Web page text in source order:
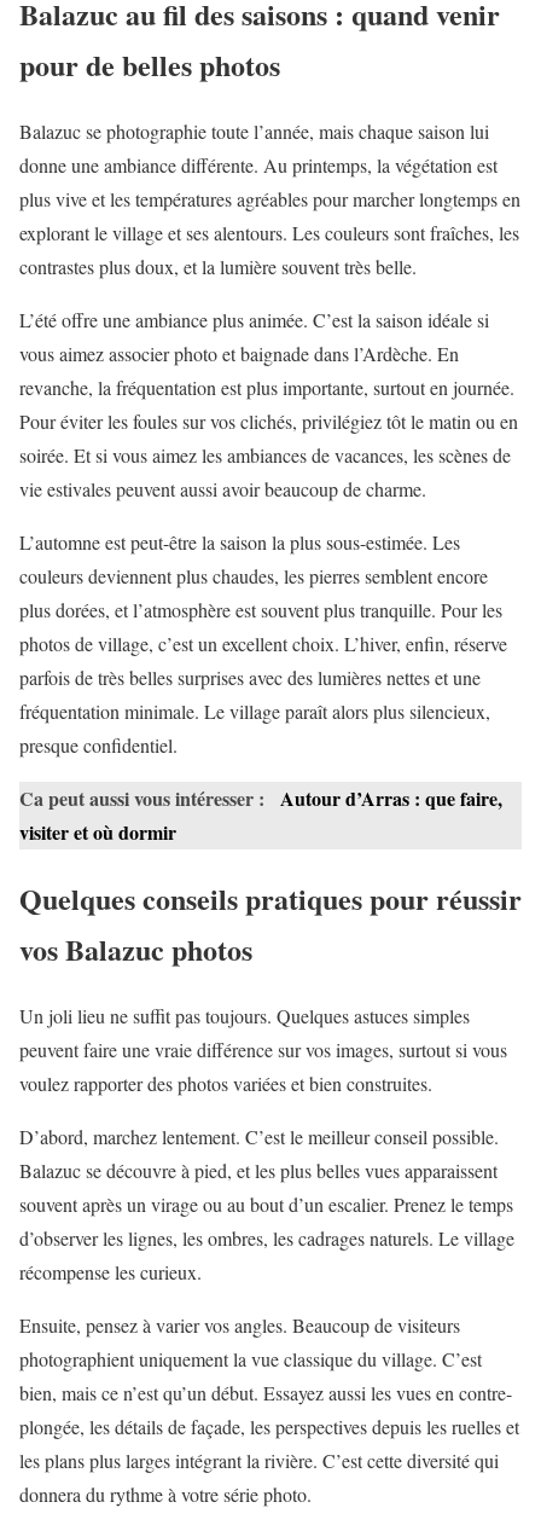
Balazuc au fil des saisons : quand venir
pour de belles photos
Balazuc se photographie toute l’année, mais chaque saison lui
donne une ambiance différente. Au printemps, la végétation est
plus vive et les températures agréables pour marcher longtemps en
explorant le village et ses alentours. Les couleurs sont fraîches, les
contrastes plus doux, et la lumière souvent très belle.
L’été offre une ambiance plus animée. C’est la saison idéale si
vous aimez associer photo et baignade dans l’Ardèche. En
revanche, la fréquentation est plus importante, surtout en journée.
Pour éviter les foules sur vos clichés, privilégiez tôt le matin ou en
soirée. Et si vous aimez les ambiances de vacances, les scènes de
vie estivales peuvent aussi avoir beaucoup de charme.
L’automne est peut-être la saison la plus sous-estimée. Les
couleurs deviennent plus chaudes, les pierres semblent encore
plus dorées, et l’atmosphère est souvent plus tranquille. Pour les
photos de village, c’est un excellent choix. L’hiver, enfin, réserve
parfois de très belles surprises avec des lumières nettes et une
fréquentation minimale. Le village paraît alors plus silencieux,
presque confidentiel.
Ca peut aussi vous intéresser :
Autour d’Arras : que faire,
visiter et où dormir
Quelques conseils pratiques pour réussir
vos Balazuc photos
Un joli lieu ne suffit pas toujours. Quelques astuces simples
peuvent faire une vraie différence sur vos images, surtout si vous
voulez rapporter des photos variées et bien construites.
D’abord, marchez lentement. C’est le meilleur conseil possible.
Balazuc se découvre à pied, et les plus belles vues apparaissent
souvent après un virage ou au bout d’un escalier. Prenez le temps
d’observer les lignes, les ombres, les cadrages naturels. Le village
récompense les curieux.
Ensuite, pensez à varier vos angles. Beaucoup de visiteurs
photographient uniquement la vue classique du village. C’est
bien, mais ce n’est qu’un début. Essayez aussi les vues en contre-
plongée, les détails de façade, les perspectives depuis les ruelles et
les plans plus larges intégrant la rivière. C’est cette diversité qui
donnera du rythme à votre série photo.